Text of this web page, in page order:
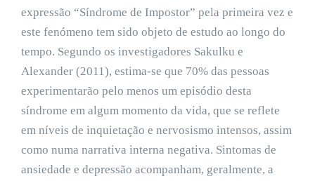
expressão “Síndrome de Impostor” pela primeira vez e
este fenómeno tem sido objeto de estudo ao longo do
tempo. Segundo os investigadores Sakulku e
Alexander (2011), estima-se que 70% das pessoas
experimentarão pelo menos um episódio desta
síndrome em algum momento da vida, que se reflete
em níveis de inquietação e nervosismo intensos, assim
como numa narrativa interna negativa. Sintomas de
ansiedade e depressão acompanham, geralmente, a